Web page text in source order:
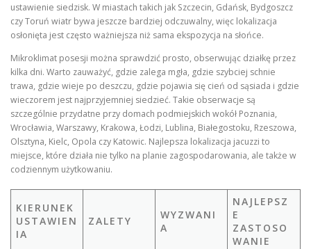
ustawienie siedzisk. W miastach takich jak Szczecin, Gdańsk, Bydgoszcz
czy Toruń wiatr bywa jeszcze bardziej odczuwalny, więc lokalizacja
osłonięta jest często ważniejsza niż sama ekspozycja na słońce.
Mikroklimat posesji można sprawdzić prosto, obserwując działkę przez
kilka dni. Warto zauważyć, gdzie zalega mgła, gdzie szybciej schnie
trawa, gdzie wieje po deszczu, gdzie pojawia się cień od sąsiada i gdzie
wieczorem jest najprzyjemniej siedzieć. Takie obserwacje są
szczególnie przydatne przy domach podmiejskich wokół Poznania,
Wrocławia, Warszawy, Krakowa, Łodzi, Lublina, Białegostoku, Rzeszowa,
Olsztyna, Kielc, Opola czy Katowic. Najlepsza lokalizacja jacuzzi to
miejsce, które działa nie tylko na planie zagospodarowania, ale także w
codziennym użytkowaniu.
KIERUNEK
USTAWIEN
IA
ZALETY
WYZWANI
A
NAJLEPSZ
E
ZASTOSO
WANIE